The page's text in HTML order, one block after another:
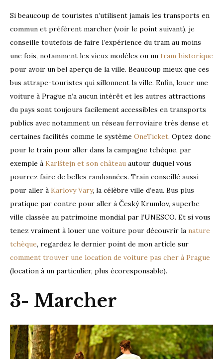
Si beaucoup de touristes n’utilisent jamais les transports en
commun et préfèrent marcher (voir le point suivant), je
conseille toutefois de faire l’expérience du tram au moins
une fois, notamment les vieux modèles ou un tram historique
pour avoir un bel aperçu de la ville. Beaucoup mieux que ces
bus attrape-touristes qui sillonnent la ville. Enfin, louer une
voiture à Prague n’a aucun intérêt et les autres attractions
du pays sont toujours facilement accessibles en transports
publics avec notamment un réseau ferroviaire très dense et
certaines facilités comme le système OneTicket. Optez donc
pour le train pour aller dans la campagne tchèque, par
exemple à Karlštejn et son château autour duquel vous
pourrez faire de belles randonnées. Train conseillé aussi
pour aller à Karlovy Vary, la célèbre ville d’eau. Bus plus
pratique par contre pour aller à Český Krumlov, superbe
ville classée au patrimoine mondial par l’UNESCO. Et si vous
tenez vraiment à louer une voiture pour découvrir la nature
tchèque, regardez le dernier point de mon article sur
comment trouver une location de voiture pas cher à Prague
(location à un particulier, plus écoresponsable).
3- Marcher